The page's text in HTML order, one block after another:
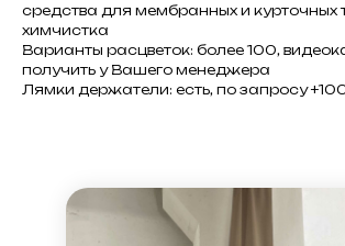
средства для мембранных и курточных
химчистка
Варианты расцветок: более 100,
получить у Вашего менеджера
Лямки держатели: есть, по запросу